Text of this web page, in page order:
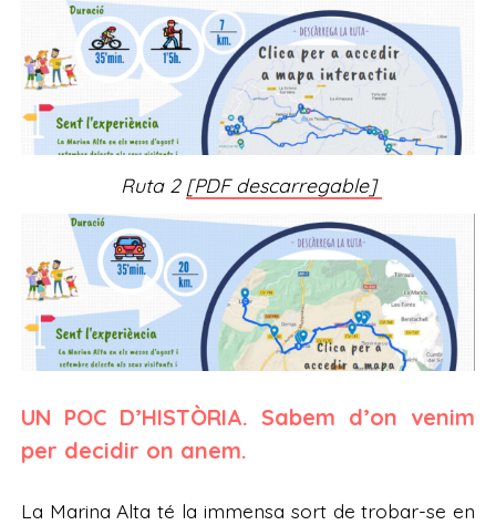
Ruta 2 [PDF descarregable]
UN POC D’HISTÒRIA. Sabem d’on venim
per decidir on anem.
La Marina Alta té la immensa sort de trobar-se en